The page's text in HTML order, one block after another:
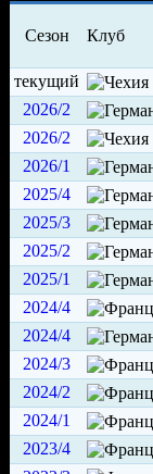
Сезон Клуб
текущий
2026/2
2026/2
2026/1
2025/4
2025/3
2025/2
2025/1
2024/4
2024/4
2024/3
2024/2
2024/1
2023/4